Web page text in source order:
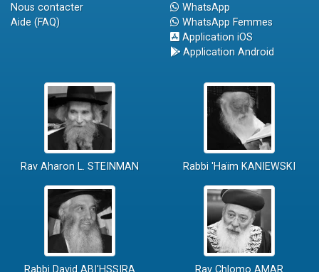
Nous contacter
Aide (FAQ)
WhatsApp
WhatsApp Femmes
Application iOS
Application Android
Rav Aharon L. STEINMAN Rabbi 'Haïm KANIEWSKI
Rabbi David ABI'HSSIRA Rav Chlomo AMAR